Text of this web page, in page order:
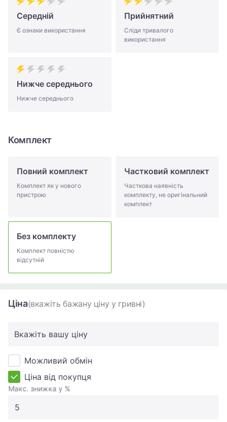
Середній
Є ознаки використання
Прийнятний
Сліди тривалого
використання
Нижче середнього
Нижче середнього
Комплект
Повний комплект
Комплект як у нового
пристрою
Частковий комплект
Часткова наявність
комплекту, не оригінальний
комплект
Без комплекту
Комплект повністю
відсутній
Ціна(вкажіть бажану ціну у гривні)
Вкажіть вашу ціну
Можливий обмін
Ціна від покупця
Макс. знижка у %